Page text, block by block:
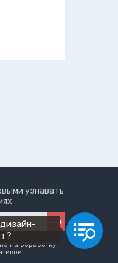
узнавать
на обработку